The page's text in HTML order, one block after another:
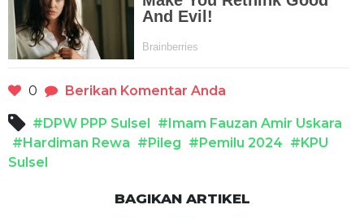
0 Berikan Komentar Anda
#DPW PPP Sulsel #Imam Fauzan Amir Uskara
#Hardiman Rewa #Pileg #Pemilu 2024 #KPU
Sulsel
BAGIKAN ARTIKEL